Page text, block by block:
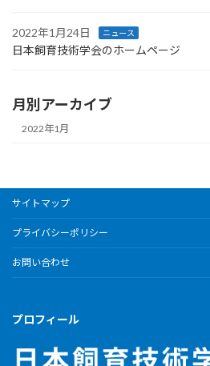
2022年1月24日 ニュース
日本飼育技術学会のホームページ
月別アーカイブ
2022年1月
サイトマップ
プライバシーポリシー
お問い合わせ
プロフィール